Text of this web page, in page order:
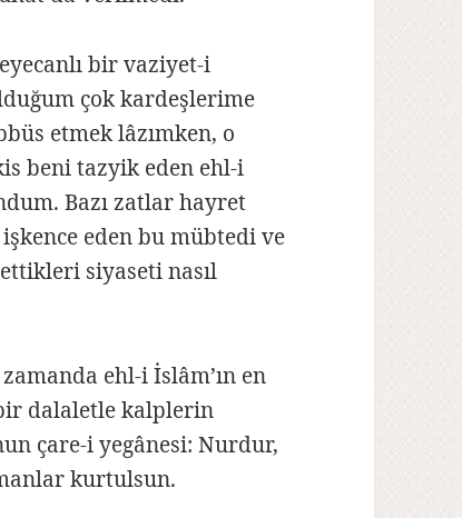
bir vaziyet-i
çok kardeşlerime
etmek lâzımken, o
beni tazyik eden ehl-i
Bazı zatlar hayret
eden bu mübtedi ve
siyaseti nasıl
ehl-i İslâm’ın en
dalaletle kalplerin
çare-i yegânesi: Nurdur,
kurtulsun.